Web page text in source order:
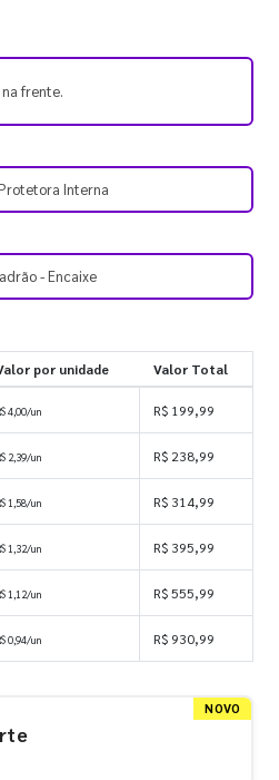
frente.
Interna
- Encaixe
por unidade Valor Total
4,00/un R$ 199,99
2,39/un R$ 238,99
1,58/un R$ 314,99
1,32/un R$ 395,99
1,12/un R$ 555,99
0,94/un R$ 930,99
NOVO